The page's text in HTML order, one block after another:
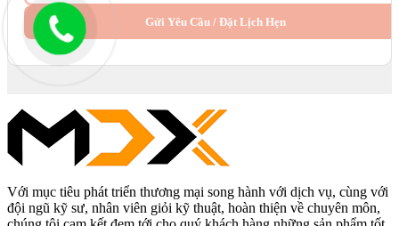
Gửi Yêu Cầu / Đặt Lịch Hẹn
Với mục tiêu phát triển thương mại song hành với dịch vụ, cùng với
đội ngũ kỹ sư, nhân viên giỏi kỹ thuật, hoàn thiện về chuyên môn,